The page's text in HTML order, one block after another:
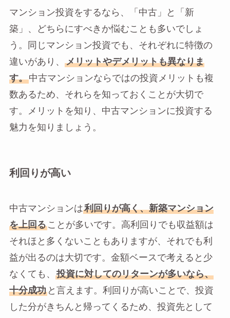
マンション投資をするなら、「中古」と「新
築」、どちらにすべきか悩むことも多いでしょ
う。同じマンション投資でも、それぞれに特徴の
違いがあり、
メリットやデメリットも異なりま
す。中古マンションならではの投資メリットも複
数あるため、それらを知っておくことが大切で
す。メリットを知り、中古マンションに投資する
魅力を知りましょう。
利回りが高い
中古マンションは利回りが高く、新築マンション
を上回ることが多いです。高利回りでも収益額は
それほと多くないこともありますが、それでも利
益が出るのは大切です。金額ベースで考えると少
なくても、
投資に対してのリターンが多いなら、
十分成功と言えます。利回りが高いことで、投資
した分がきちんと帰ってくるため、投資先として